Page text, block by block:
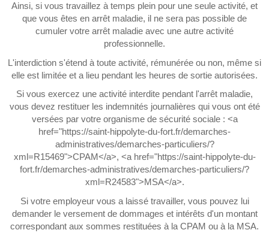
Ainsi, si vous travaillez à temps plein pour une seule activité, et
que vous êtes en arrêt maladie, il ne sera pas possible de
cumuler votre arrêt maladie avec une autre activité
professionnelle.
L'interdiction s'étend à toute activité, rémunérée ou non, même si
elle est limitée et a lieu pendant les heures de sortie autorisées.
Si vous exercez une activité interdite pendant l'arrêt maladie,
vous devez restituer les indemnités journalières qui vous ont été
versées par votre organisme de sécurité sociale : <a
href="https://saint-hippolyte-du-fort.fr/demarches-
administratives/demarches-particuliers/?
xml=R15469">CPAM</a>, <a href="https://saint-hippolyte-du-
fort.fr/demarches-administratives/demarches-particuliers/?
xml=R24583">MSA</a>.
Si votre employeur vous a laissé travailler, vous pouvez lui
demander le versement de dommages et intérêts d'un montant
correspondant aux sommes restituées à la CPAM ou à la MSA.